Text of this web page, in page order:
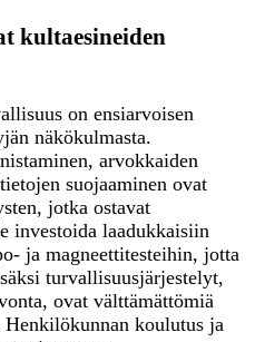
kultaesineiden
on ensiarvoisen
näkökulmasta.
arvokkaiden
suojaaminen ovat
jotka ostavat
investoida laadukkaisiin
ja magneettitesteihin, jotta
turvallisuusjärjestelyt,
ovat välttämättömiä
Henkilökunnan koulutus ja